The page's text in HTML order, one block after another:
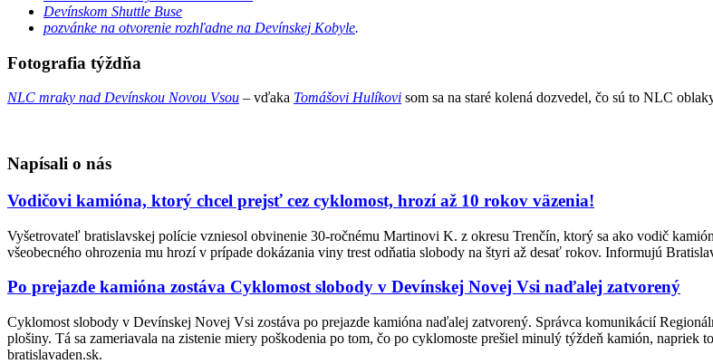
Devínskom Shuttle Buse
pozvánke na otvorenie rozhľadne na Devínskej Kobyle.
Fotografia týždňa
NLC mraky nad Devínskou Novou Vsou – vďaka Tomášovi Hulíkovi som sa na staré kolená dozvedel, čo sú to NLC
Napísali o nás
Vodičovi kamióna, ktorý chcel prejsť cez cyklomost, hrozí až 10 rokov väzenia!
Vyšetrovateľ bratislavskej polície vzniesol obvinenie 30-ročnému Martinovi K. z okresu Trenčín, ktorý sa ako vodič
všeobecného ohrozenia mu hrozí v prípade dokázania viny trest odňatia slobody na štyri až desať rokov. Informujú
Po prejazde kamióna zostáva Cyklomost slobody v Devínskej Novej Vsi naďalej zatvorený
Cyklomost slobody v Devínskej Novej Vsi zostáva po prejazde kamióna naďalej zatvorený. Správca komunikácií
plošiny. Tá sa zameriavala na zistenie miery poškodenia po tom, čo po cyklomoste prešiel minulý týždeň kamión,
bratislavaden.sk.